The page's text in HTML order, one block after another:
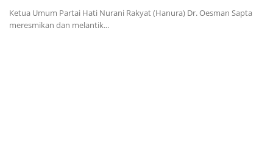
Ketua Umum Partai Hati Nurani Rakyat (Hanura) Dr. Oesman Sapta
meresmikan dan melantik...